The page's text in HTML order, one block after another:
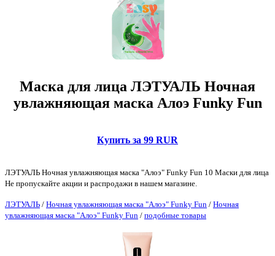
Маска для лица ЛЭТУАЛЬ Ночная
увлажняющая маска Алоэ Funky Fun
Купить за 99 RUR
ЛЭТУАЛЬ Ночная увлажняющая маска "Алоэ" Funky Fun 10 Маски для лица
Не пропускайте акции и распродажи в нашем магазине.
ЛЭТУАЛЬ / Ночная увлажняющая маска "Алоэ" Funky Fun / Ночная
увлажняющая маска "Алоэ" Funky Fun / подобные товары